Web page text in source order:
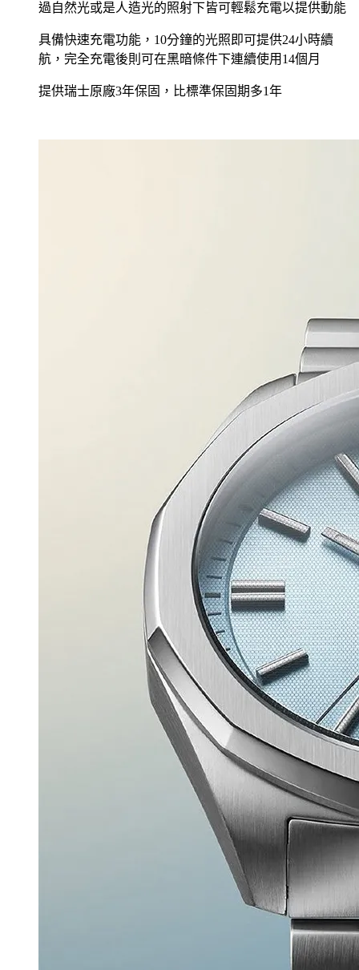
過自然光或是人造光的照射下皆可輕鬆充電以提供動能
具備快速充電功能，10分鐘的光照即可提供24小時續
航，完全充電後則可在黑暗條件下連續使用14個月
提供瑞士原廠3年保固，比標準保固期多1年